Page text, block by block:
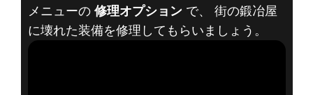
メニューの 修理オプションで、 街の鍛冶屋
に壊れた装備を修理してもらいましょう。